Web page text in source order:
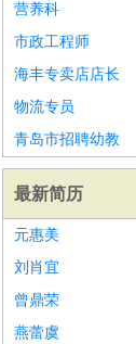
营养科
市政工程师
海丰专卖店店长
物流专员
青岛市招聘幼教
最新简历
元惠美
刘肖宜
曾鼎荣
燕蕾虞